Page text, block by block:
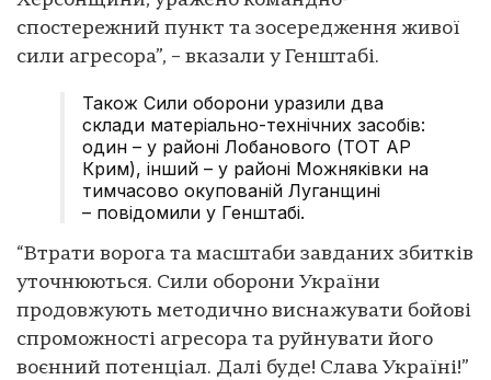
спостережний пункт та зосередження живої
сили агресора”, – вказали у Генштабі.
Також Сили оборони уразили два
склади матеріально-технічних засобів:
один – у районі Лобанового (ТОТ АР
Крим), інший – у районі Можняківки на
тимчасово окупованій Луганщині
– повідомили у Генштабі.
“Втрати ворога та масштаби завданих збитків
уточнюються. Сили оборони України
продовжують методично виснажувати бойові
спроможності агресора та руйнувати його
воєнний потенціал. Далі буде! Слава Україні!”